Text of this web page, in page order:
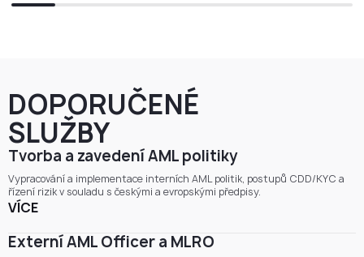
DOPORUČENÉ
SLUŽBY
Tvorba a zavedení AML politiky
Vypracování a implementace interních AML politik, postupů CDD/KYC a
řízení rizik v souladu s českými a evropskými předpisy.
VÍCE
Externí AML Officer a MLRO